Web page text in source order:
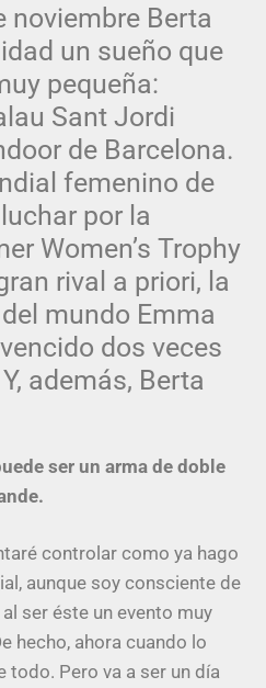
noviembre Berta
un sueño que
pequeña:
Sant Jordi
de Barcelona.
femenino de
por la
Women’s Trophy
rival a priori, la
mundo Emma
dos veces
además, Berta
ser un arma de doble
controlar como ya hago
aunque soy consciente de
ser éste un evento muy
hecho, ahora cuando lo
todo. Pero va a ser un día